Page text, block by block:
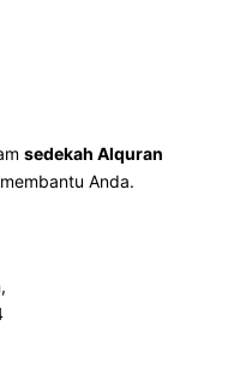
sedekah Alquran
Anda.